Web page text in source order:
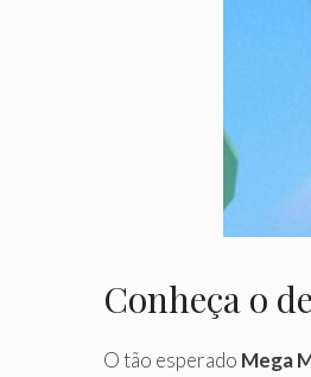
Conheça o
O tão esperado Mega